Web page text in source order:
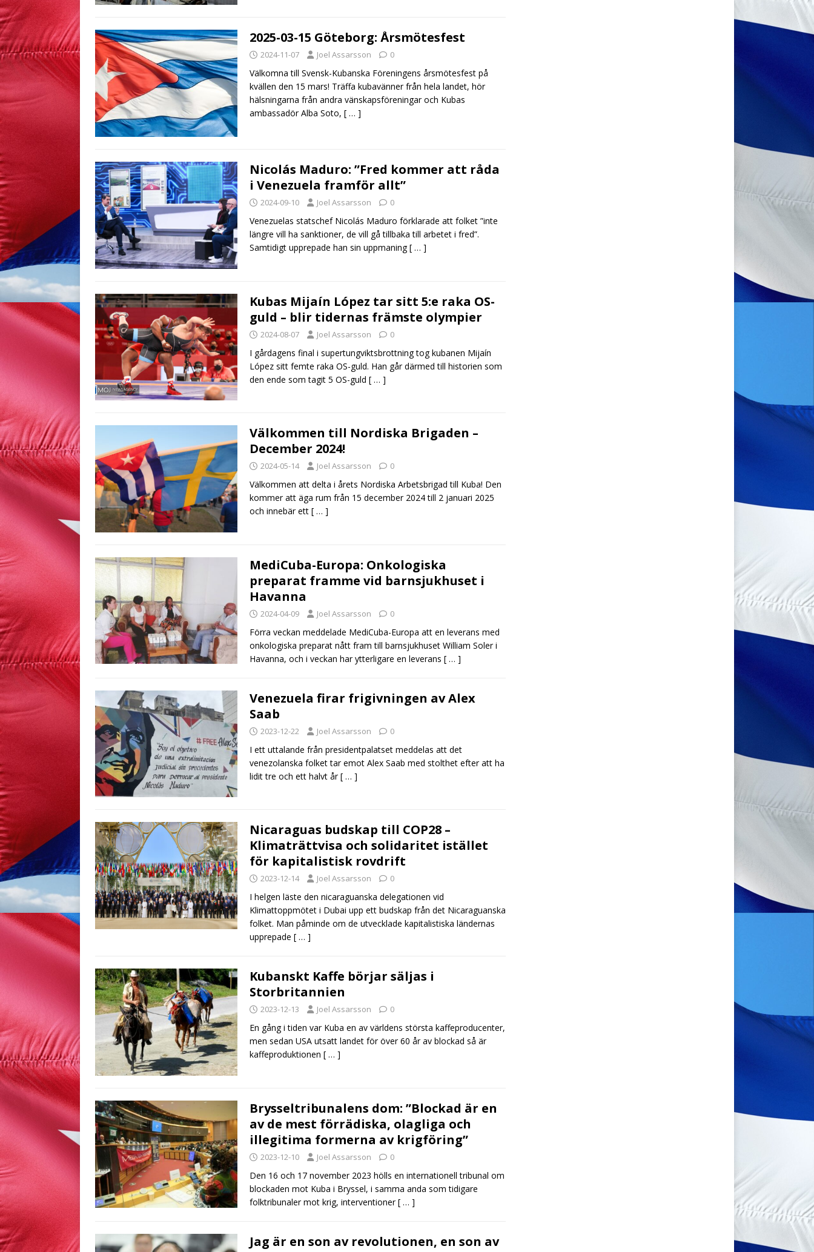
2025-03-15 Göteborg: Årsmötesfest
2024-11-07 Joel Assarsson 0
Välkomna till Svensk-Kubanska Föreningens årsmötesfest på
kvällen den 15 mars! Träffa kubavänner från hela landet, hör
hälsningarna från andra vänskapsföreningar och Kubas
ambassadör Alba Soto, [ … ]
Nicolás Maduro: ”Fred kommer att råda
i Venezuela framför allt”
2024-09-10 Joel Assarsson 0
Venezuelas statschef Nicolás Maduro förklarade att folket ”inte
längre vill ha sanktioner, de vill gå tillbaka till arbetet i fred”.
Samtidigt upprepade han sin uppmaning[ … ]
Kubas Mijaín López tar sitt 5:e raka OS-
guld – blir tidernas främste olympier
2024-08-07 Joel Assarsson 0
I gårdagens final i supertungviktsbrottning tog kubanen Mijaín
López sitt femte raka OS-guld. Han går därmed till historien som
den ende som tagit 5 OS-guld [ … ]
Välkommen till Nordiska Brigaden –
December 2024!
2024-05-14 Joel Assarsson 0
Välkommen att delta i årets Nordiska Arbetsbrigad till Kuba! Den
kommer att äga rum från 15 december 2024 till 2 januari 2025
och innebär ett [ … ]
MediCuba-Europa: Onkologiska
preparat framme vid barnsjukhuset i
Havanna
2024-04-09 Joel Assarsson 0
Förra veckan meddelade MediCuba-Europa att en leverans med
onkologiska preparat nått fram till barnsjukhuset William Soler i
Havanna, och i veckan har ytterligare en leverans [ … ]
Venezuela firar frigivningen av Alex
Saab
2023-12-22 Joel Assarsson 0
I ett uttalande från presidentpalatset meddelas att det
venezolanska folket tar emot Alex Saab med stolthet efter att ha
lidit tre och ett halvt år[ … ]
Nicaraguas budskap till COP28 –
Klimaträttvisa och solidaritet istället
för kapitalistisk rovdrift
2023-12-14 Joel Assarsson 0
I helgen läste den nicaraguanska delegationen vid
Klimattoppmötet i Dubai upp ett budskap från det Nicaraguanska
folket. Man påminde om de utvecklade kapitalistiska ländernas
upprepade [ … ]
Kubanskt Kaffe börjar säljas i
Storbritannien
2023-12-13 Joel Assarsson 0
En gång i tiden var Kuba en av världens största kaffeproducenter,
men sedan USA utsatt landet för över 60 år av blockad så är
kaffeproduktionen [ … ]
Brysseltribunalens dom: ”Blockad är en
av de mest förrädiska, olagliga och
illegitima formerna av krigföring”
2023-12-10 Joel Assarsson 0
Den 16 och 17 november 2023 hölls en internationell tribunal om
blockaden mot Kuba i Bryssel, i samma anda som tidigare
folktribunaler mot krig, interventioner[ … ]
Jag är en son av revolutionen, en son av